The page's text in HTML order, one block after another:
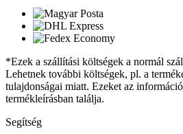
*Ezek a szállítási költségek a normál
Lehetnek további költségek, pl. a
tulajdonságai miatt. Ezeket az
termékleírásban találja.
Segítség